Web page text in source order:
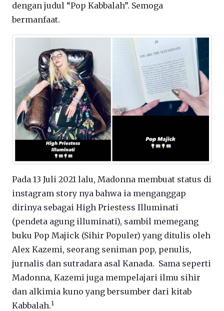
dengan judul “Pop Kabbalah”. Semoga
bermanfaat.
Pada 13 Juli 2021 lalu, Madonna membuat status di
instagram story nya bahwa ia menganggap
dirinya sebagai High Priestess Illuminati
(pendeta agung illuminati), sambil memegang
buku Pop Majick (Sihir Populer) yang ditulis oleh
Alex Kazemi, seorang seniman pop, penulis,
jurnalis dan sutradara asal Kanada. Sama seperti
Madonna, Kazemi juga mempelajari ilmu sihir
dan alkimia kuno yang bersumber dari kitab
Kabbalah.1